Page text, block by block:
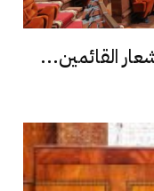
القائمين...